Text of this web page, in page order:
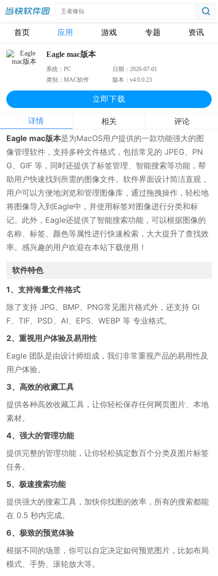
首页 应用 游戏 专题 资讯
Eagle mac版本
系统：PC 日期：2026-07-01
类别：MAC软件 版本：v4.0.0.23
立即下载
详情 相关 评论
Eagle mac版本是为MacOS用户提供的一款功能强大的图
像管理软件，支持多种文件格式，包括常见的 JPEG、PN
G、GIF 等，同时还提供了标签管理、智能搜索等功能，帮
助用户快速找到所需的图像文件。软件界面设计简洁直观，
用户可以方便地浏览和管理图像库，通过拖拽操作，轻松地
将图像导入到Eagle中，并使用标签对图像进行分类和标
记。此外，Eagle还提供了智能搜索功能，可以根据图像的
名称、标签、颜色等属性进行快速检索，大大提升了查找效
率。感兴趣的用户欢迎在本站下载使用！
软件特色
1、支持海量文件格式
除了支持 JPG、BMP、PNG常见图片格式外，还支持 GI
F、TIF、PSD、AI、EPS、WEBP 等 专业格式。
2、重视用户体验及易用性
Eagle 团队是由设计师组成，我们非常重视产品的易用性及
用户体验。
3、高效的收藏工具
提供各种高效收藏工具，让你轻松保存任何网页图片、本地
素材。
4、强大的管理功能
提供完整的管理功能，让你轻松搞定数百个分类及图片标签
任务。
5、极速搜索功能
提供强大的搜索工具，加快你找图的效率，所有的搜索都能
在 0.5 秒内完成。
6、极致的预览体验
根据不同的场景，你可以自定决定如何预览图片，比如布局
模式、手势、滚轮放大等。